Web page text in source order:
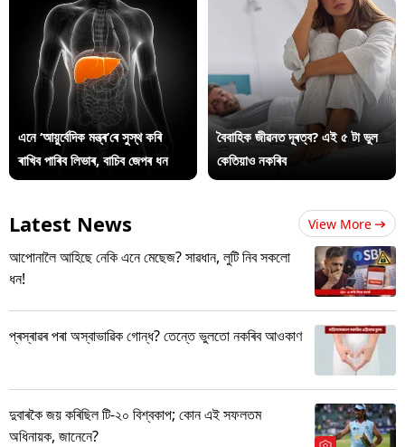
এনে ‘আয়ুৰ্বেদিক মন্ত্ৰ’ৰে সুস্থ কৰি
ৰাখিব পাৰিব লিভাৰ, বাচিব জেপৰ ধন
বৈবাহিক জীৱনত দূৰত্ব? এই ৫ টা ভুল
কেতিয়াও নকৰিব
Latest News View More
আপোনালৈ আহিছে নেকি এনে মেছেজ? সাৱধান, লুটি নিব সকলো
ধন!
প্ৰস্ৰাৱৰ পৰা অস্বাভাৱিক গোন্ধ? তেন্তে ভুলতো নকৰিব আওকাণ
দুবাৰকৈ জয় কৰিছিল টি-২০ বিশ্বকাপ; কোন এই সফলতম
অধিনায়ক, জানেনে?